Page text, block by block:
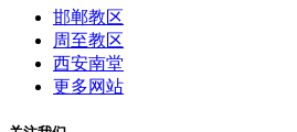
邯郸教区
周至教区
西安南堂
更多网站